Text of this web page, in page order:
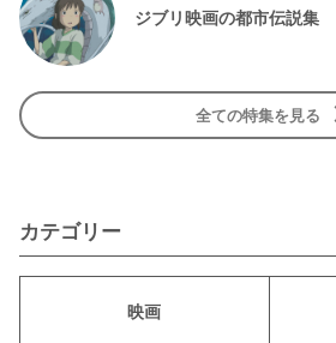
ジブリ映画の都市伝説集
全ての特集を見る
カテゴリー
映画